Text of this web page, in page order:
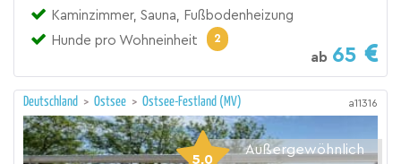
Kaminzimmer, Sauna, Fußbodenheizung
Hunde pro Wohneinheit
2
ab 65
Deutschland > Ostsee > Ostsee-Festland (MV) a11316
5,0
Außergewöhnlich